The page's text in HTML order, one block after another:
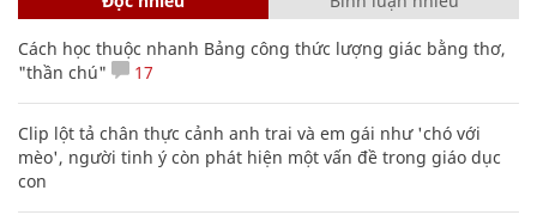
Cách học thuộc nhanh Bảng công thức lượng giác bằng thơ,
"thần chú"
17
Clip lột tả chân thực cảnh anh trai và em gái như 'chó với
mèo', người tinh ý còn phát hiện một vấn đề trong giáo dục
con